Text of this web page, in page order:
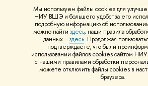
Мы используем файлы cookies для
НИУ ВШЭ и большего удобства его
подробную информацию об
можно найти здесь, наши правила
данных –здесь. Продолжая
подтверждаете, что были
использовании файлов cookies сайтом
с нашими правилами обработки
можете отключить файлы cookies в
браузера.
Массовые открытые онлайн-курсы
© НИУ ВШЭ 1993–2026 Адреса и контакты
использования материалов Политика
Шрифты HSE Sans и HSE Slab разработаны в